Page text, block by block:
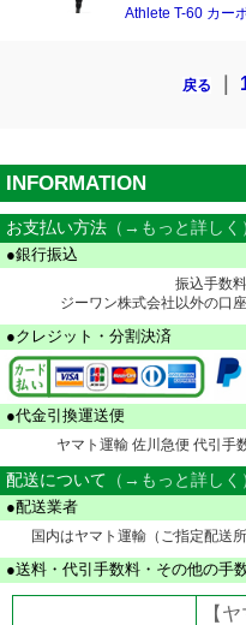
Athlete T-60 カー
戻る
INFORMATION
お支払い方法 （→もっと詳しく
●銀行振込
振込手数
ジーワン株式会社以外の口
●クレジット・分割決済
●代金引換運送便
ヤマト運輸 佐川急便 代引手
配送について （→もっと詳しく
●配送業者
国内はヤマト運輸（ご指定配送
●送料・代引手数料・その他の手
【